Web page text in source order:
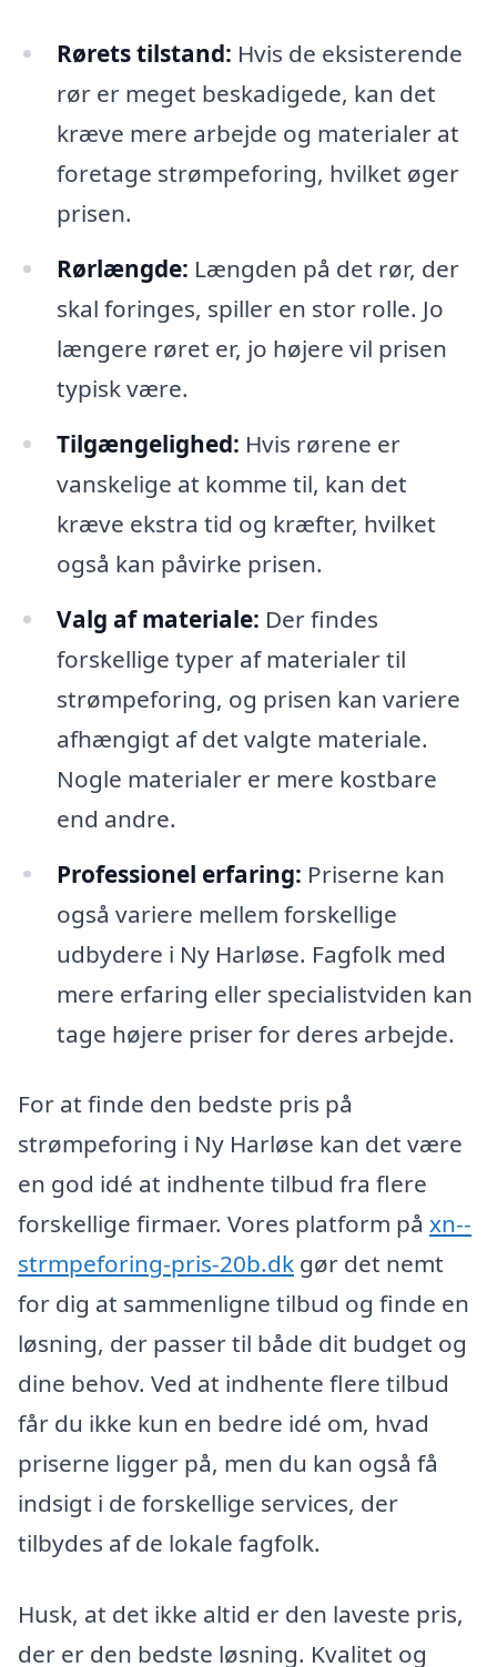
Rørets tilstand: Hvis de eksisterende
rør er meget beskadigede, kan det
kræve mere arbejde og materialer at
foretage strømpeforing, hvilket øger
prisen.
Rørlængde: Længden på det rør, der
skal foringes, spiller en stor rolle. Jo
længere røret er, jo højere vil prisen
typisk være.
Tilgængelighed: Hvis rørene er
vanskelige at komme til, kan det
kræve ekstra tid og kræfter, hvilket
også kan påvirke prisen.
Valg af materiale: Der findes
forskellige typer af materialer til
strømpeforing, og prisen kan variere
afhængigt af det valgte materiale.
Nogle materialer er mere kostbare
end andre.
Professionel erfaring: Priserne kan
også variere mellem forskellige
udbydere i Ny Harløse. Fagfolk med
mere erfaring eller specialistviden kan
tage højere priser for deres arbejde.
For at finde den bedste pris på
strømpeforing i Ny Harløse kan det være
en god idé at indhente tilbud fra flere
forskellige firmaer. Vores platform på xn--
strmpeforing-pris-20b.dk gør det nemt
for dig at sammenligne tilbud og finde en
løsning, der passer til både dit budget og
dine behov. Ved at indhente flere tilbud
får du ikke kun en bedre idé om, hvad
priserne ligger på, men du kan også få
indsigt i de forskellige services, der
tilbydes af de lokale fagfolk.
Husk, at det ikke altid er den laveste pris,
der er den bedste løsning. Kvalitet og